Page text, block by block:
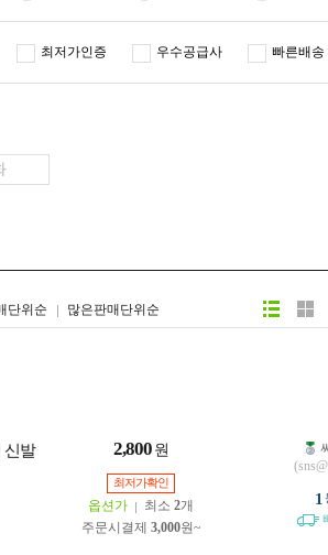
최저가인증 우수공급사 빠른배송
단위순 많은판매단위순
신발 2,800 원
최저가확인
옵션가 최소 2개
주문시결제 3,000원~
1